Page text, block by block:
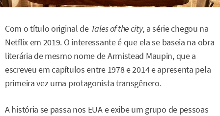
Com o título original de Tales of the city, a série chegou na
Netflix em 2019. O interessante é que ela se baseia na obra
literária de mesmo nome de Armistead Maupin, que a
escreveu em capítulos entre 1978 e 2014 e apresenta pela
primeira vez uma protagonista transgênero.
A história se passa nos EUA e exibe um grupo de pessoas